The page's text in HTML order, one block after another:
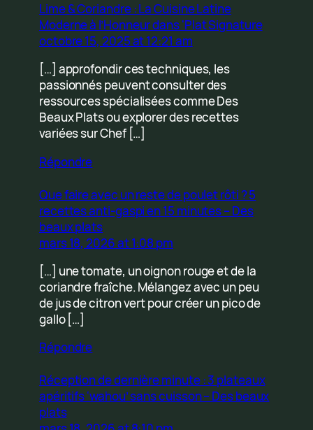
Lime & Coriandre : La Cuisine Latine
Moderne à l’Honneur dans 'Plat Signature
octobre 15, 2025 at 12:21 am
[…] approfondir ces techniques, les
passionnés peuvent consulter des
ressources spécialisées comme Des
Beaux Plats ou explorer des recettes
variées sur Chef […]
Répondre
Que faire avec un reste de poulet rôti ? 5
recettes anti-gaspi en 15 minutes – Des
beaux plats
mars 18, 2026 at 1:08 pm
[…] une tomate, un oignon rouge et de la
coriandre fraîche. Mélangez avec un peu
de jus de citron vert pour créer un pico de
gallo […]
Répondre
Réception de dernière minute : 3 plateaux
apéritifs ‘wahou’ sans cuisson – Des beaux
plats